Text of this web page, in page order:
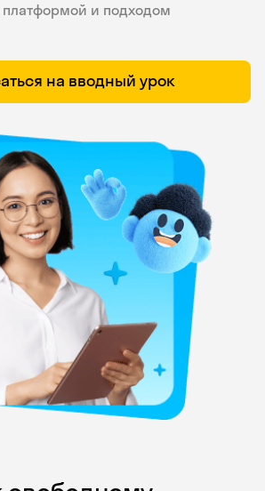
и подходом
на вводный урок